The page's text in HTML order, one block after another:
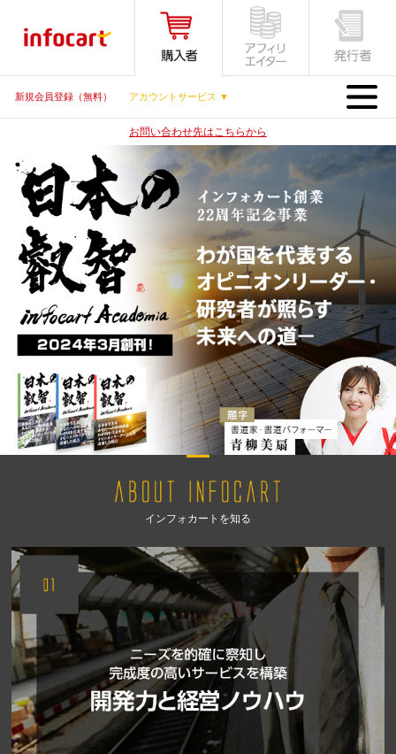
新規会員登録（無料） アカウントサービス ▼ MENU
お問い合わせ先はこちらから
インフォカートを知る